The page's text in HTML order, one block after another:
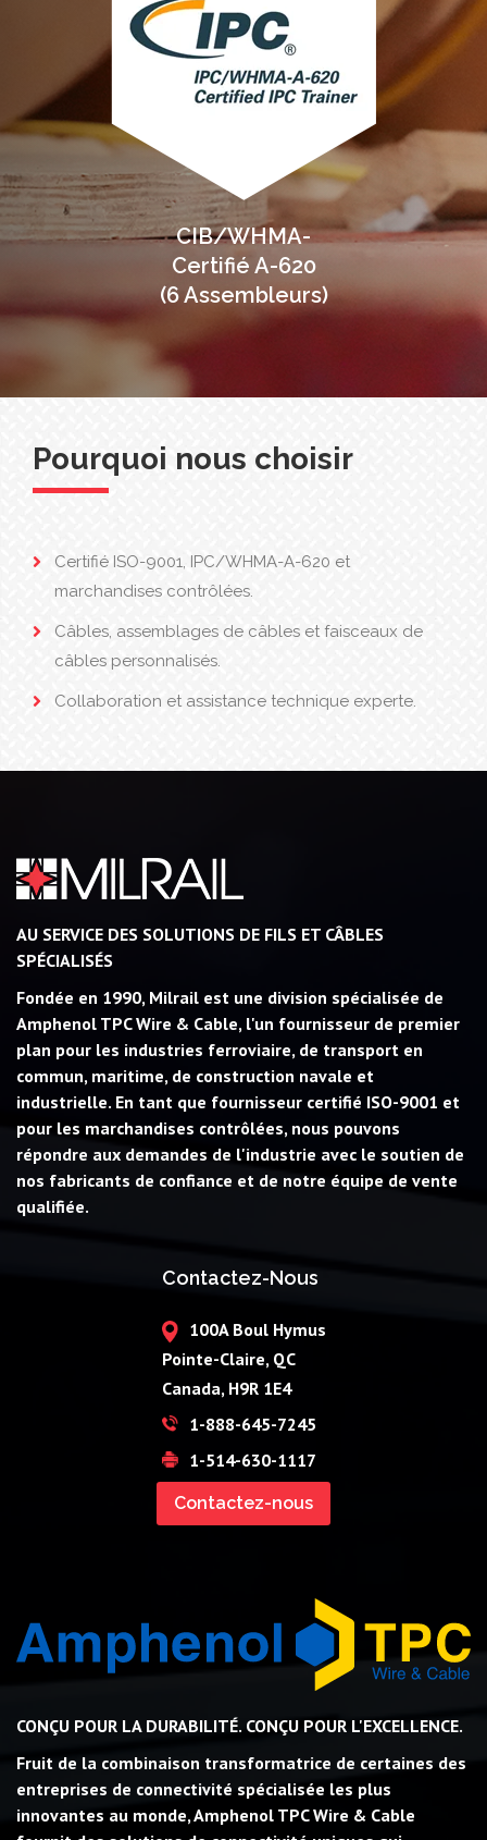
CIB/WHMA-
Certifié A-620
(6 Assembleurs)
Pourquoi nous choisir
Certifié ISO-9001, IPC/WHMA-A-620 et
marchandises contrôlées.
Câbles, assemblages de câbles et faisceaux de
câbles personnalisés.
Collaboration et assistance technique experte.
AU SERVICE DES SOLUTIONS DE FILS ET CÂBLES
SPÉCIALISÉS
Fondée en 1990, Milrail est une division spécialisée de
Amphenol TPC Wire & Cable, l'un fournisseur de premier
plan pour les industries ferroviaire, de transport en
commun, maritime, de construction navale et
industrielle. En tant que fournisseur certifié ISO-9001 et
pour les marchandises contrôlées, nous pouvons
répondre aux demandes de l'industrie avec le soutien de
nos fabricants de confiance et de notre équipe de vente
qualifiée.
Contactez-Nous
100A Boul Hymus
Pointe-Claire, QC
Canada, H9R 1E4
1-888-645-7245
1-514-630-1117
Contactez-nous
CONÇU POUR LA DURABILITÉ. CONÇU POUR L'EXCELLENCE.
Fruit de la combinaison transformatrice de certaines des
entreprises de connectivité spécialisée les plus
innovantes au monde, Amphenol TPC Wire & Cable